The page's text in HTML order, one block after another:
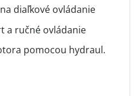
diaľkové ovládanie
a ručné ovládanie
pomocou hydraul.